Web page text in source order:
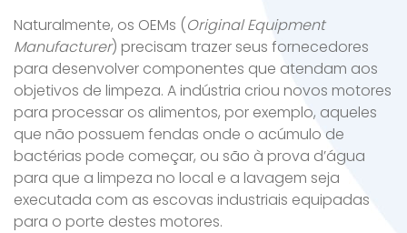
Naturalmente, os OEMs (Original Equipment
Manufacturer) precisam trazer seus fornecedores
para desenvolver componentes que atendam aos
objetivos de limpeza. A indústria criou novos motores
para processar os alimentos, por exemplo, aqueles
que não possuem fendas onde o acúmulo de
bactérias pode começar, ou são à prova d’água
para que a limpeza no local e a lavagem seja
executada com as escovas industriais equipadas
para o porte destes motores.